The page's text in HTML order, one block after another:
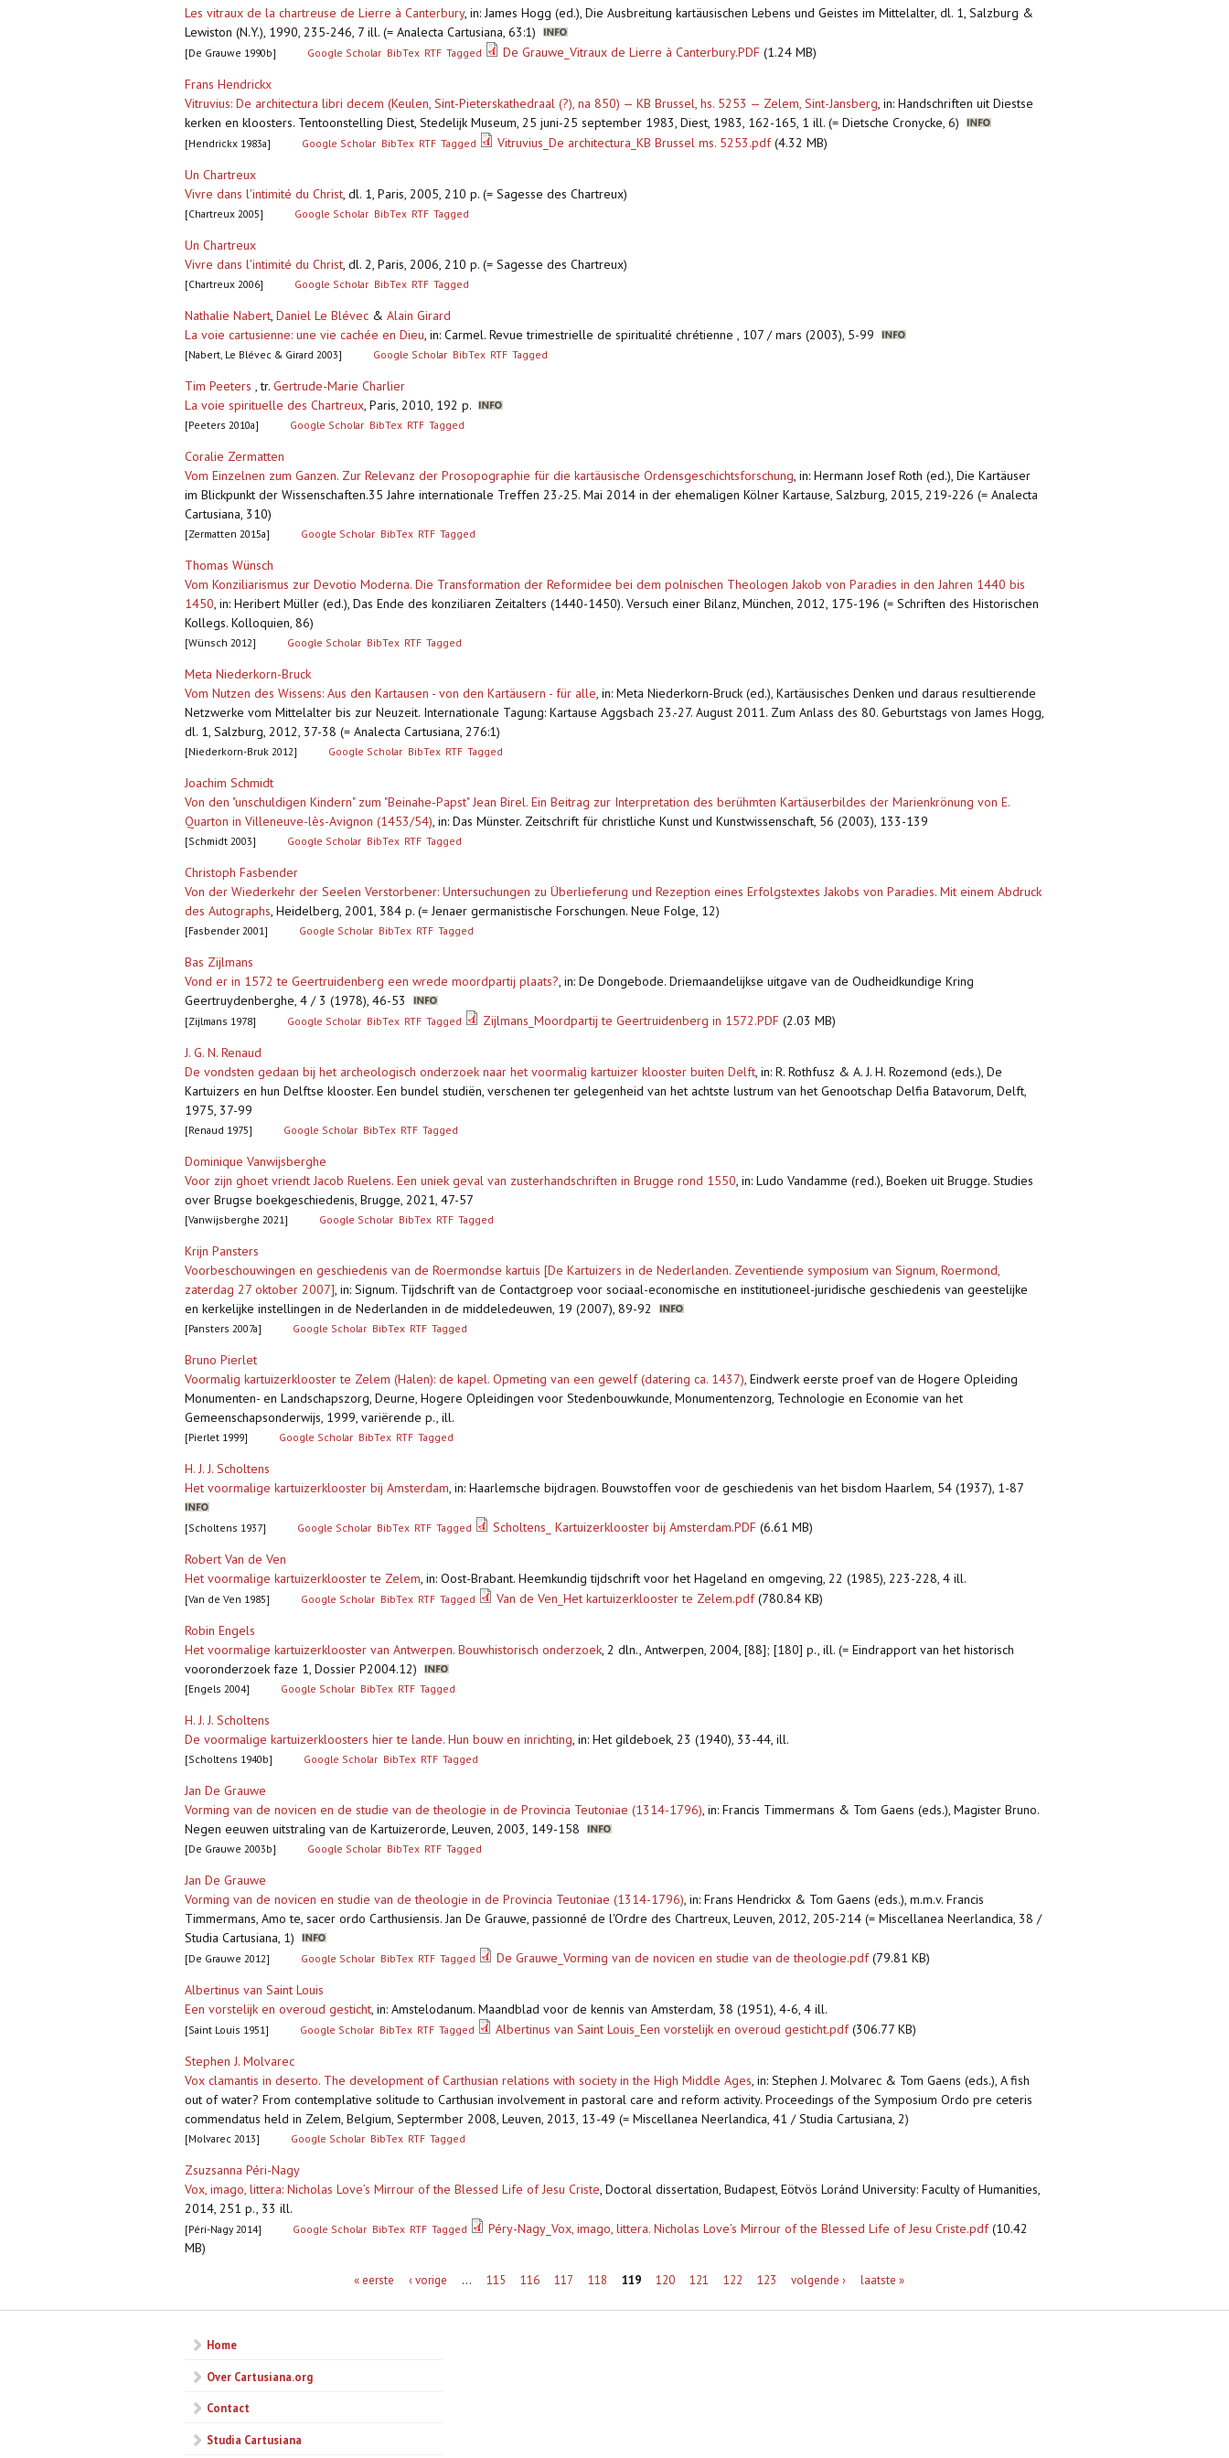
Les vitraux de la chartreuse de Lierre à Canterbury, in: James Hogg (ed.), Die Ausbreitung kartäusischen Lebens und Geistes im Mittelalter, dl. 1, Salzburg &
Lewiston (N.Y.), 1990, 235-246, 7 ill. (= Analecta Cartusiana, 63:1)
[De Grauwe 1990b] Google Scholar BibTex RTF Tagged De Grauwe_Vitraux de Lierre à Canterbury.PDF (1.24 MB)
Frans Hendrickx
Vitruvius: De architectura libri decem (Keulen, Sint-Pieterskathedraal (?), na 850) — KB Brussel, hs. 5253 — Zelem, Sint-Jansberg, in: Handschriften uit Diestse
kerken en kloosters. Tentoonstelling Diest, Stedelijk Museum, 25 juni-25 september 1983, Diest, 1983, 162-165, 1 ill. (= Dietsche Cronycke, 6)
[Hendrickx 1983a] Google Scholar BibTex RTF Tagged Vitruvius_De architectura_KB Brussel ms. 5253.pdf(4.32 MB)
Un Chartreux
Vivre dans l'intimité du Christ, dl. 1, Paris, 2005, 210 p. (= Sagesse des Chartreux)
[Chartreux 2005] Google Scholar BibTex RTF Tagged
Un Chartreux
Vivre dans l'intimité du Christ, dl. 2, Paris, 2006, 210 p. (= Sagesse des Chartreux)
[Chartreux 2006] Google Scholar BibTex RTF Tagged
Nathalie Nabert, Daniel Le Blévec & Alain Girard
La voie cartusienne: une vie cachée en Dieu, in: Carmel. Revue trimestrielle de spiritualité chrétienne , 107 / mars (2003), 5-99
[Nabert, Le Blévec & Girard 2003] Google Scholar BibTex RTF Tagged
Tim Peeters , tr. Gertrude-Marie Charlier
La voie spirituelle des Chartreux, Paris, 2010, 192 p.
[Peeters 2010a] Google Scholar BibTex RTF Tagged
Coralie Zermatten
Vom Einzelnen zum Ganzen. Zur Relevanz der Prosopographie für die kartäusische Ordensgeschichtsforschung, in: Hermann Josef Roth (ed.), Die Kartäuser
im Blickpunkt der Wissenschaften.35 Jahre internationale Treffen 23.-25. Mai 2014 in der ehemaligen Kölner Kartause, Salzburg, 2015, 219-226 (= Analecta
Cartusiana, 310)
[Zermatten 2015a] Google Scholar BibTex RTF Tagged
Thomas Wünsch
Vom Konziliarismus zur Devotio Moderna. Die Transformation der Reformidee bei dem polnischen Theologen Jakob von Paradies in den Jahren 1440 bis
1450, in: Heribert Müller (ed.), Das Ende des konziliaren Zeitalters (1440-1450). Versuch einer Bilanz, München, 2012, 175-196 (= Schriften des Historischen
Kollegs. Kolloquien, 86)
[Wünsch 2012] Google Scholar BibTex RTF Tagged
Meta Niederkorn-Bruck
Vom Nutzen des Wissens: Aus den Kartausen - von den Kartäusern - für alle, in: Meta Niederkorn-Bruck (ed.), Kartäusisches Denken und daraus resultierende
Netzwerke vom Mittelalter bis zur Neuzeit. Internationale Tagung: Kartause Aggsbach 23.-27. August 2011. Zum Anlass des 80. Geburtstags von James Hogg,
dl. 1, Salzburg, 2012, 37-38 (= Analecta Cartusiana, 276:1)
[Niederkorn-Bruk 2012] Google Scholar BibTex RTF Tagged
Joachim Schmidt
Von den "unschuldigen Kindern" zum "Beinahe-Papst" Jean Birel. Ein Beitrag zur Interpretation des berühmten Kartäuserbildes der Marienkrönung von E.
Quarton in Villeneuve-lès-Avignon (1453/54), in: Das Münster. Zeitschrift für christliche Kunst und Kunstwissenschaft, 56 (2003), 133-139
[Schmidt 2003] Google Scholar BibTex RTF Tagged
Christoph Fasbender
Von der Wiederkehr der Seelen Verstorbener: Untersuchungen zu Überlieferung und Rezeption eines Erfolgstextes Jakobs von Paradies. Mit einem Abdruck
des Autographs, Heidelberg, 2001, 384 p. (= Jenaer germanistische Forschungen. Neue Folge, 12)
[Fasbender 2001] Google Scholar BibTex RTF Tagged
Bas Zijlmans
Vond er in 1572 te Geertruidenberg een wrede moordpartij plaats?, in: De Dongebode. Driemaandelijkse uitgave van de Oudheidkundige Kring
Geertruydenberghe, 4 / 3 (1978), 46-53
[Zijlmans 1978] Google Scholar BibTex RTF Tagged Zijlmans_Moordpartij te Geertruidenberg in 1572.PDF (2.03 MB)
J. G. N. Renaud
De vondsten gedaan bij het archeologisch onderzoek naar het voormalig kartuizer klooster buiten Delft, in: R. Rothfusz & A. J. H. Rozemond (eds.), De
Kartuizers en hun Delftse klooster. Een bundel studiën, verschenen ter gelegenheid van het achtste lustrum van het Genootschap Delfia Batavorum, Delft,
1975, 37-99
[Renaud 1975] Google Scholar BibTex RTF Tagged
Dominique Vanwijsberghe
Voor zijn ghoet vriendt Jacob Ruelens. Een uniek geval van zusterhandschriften in Brugge rond 1550, in: Ludo Vandamme (red.), Boeken uit Brugge. Studies
over Brugse boekgeschiedenis, Brugge, 2021, 47-57
[Vanwijsberghe 2021] Google Scholar BibTex RTF Tagged
Krijn Pansters
Voorbeschouwingen en geschiedenis van de Roermondse kartuis [De Kartuizers in de Nederlanden. Zeventiende symposium van Signum, Roermond,
zaterdag 27 oktober 2007], in: Signum. Tijdschrift van de Contactgroep voor sociaal-economische en institutioneel-juridische geschiedenis van geestelijke
en kerkelijke instellingen in de Nederlanden in de middeledeuwen, 19 (2007), 89-92
[Pansters 2007a] Google Scholar BibTex RTF Tagged
Bruno Pierlet
Voormalig kartuizerklooster te Zelem (Halen): de kapel. Opmeting van een gewelf (datering ca. 1437), Eindwerk eerste proef van de Hogere Opleiding
Monumenten- en Landschapszorg, Deurne, Hogere Opleidingen voor Stedenbouwkunde, Monumentenzorg, Technologie en Economie van het
Gemeenschapsonderwijs, 1999, variërende p., ill.
[Pierlet 1999] Google Scholar BibTex RTF Tagged
H. J. J. Scholtens
Het voormalige kartuizerklooster bij Amsterdam, in: Haarlemsche bijdragen. Bouwstoffen voor de geschiedenis van het bisdom Haarlem, 54 (1937), 1-87
[Scholtens 1937] Google Scholar BibTex RTF Tagged Scholtens_ Kartuizerklooster bij Amsterdam.PDF (6.61 MB)
Robert Van de Ven
Het voormalige kartuizerklooster te Zelem, in: Oost-Brabant. Heemkundig tijdschrift voor het Hageland en omgeving, 22 (1985), 223-228, 4 ill.
[Van de Ven 1985] Google Scholar BibTex RTF Tagged Van de Ven_Het kartuizerklooster te Zelem.pdf(780.84 KB)
Robin Engels
Het voormalige kartuizerklooster van Antwerpen. Bouwhistorisch onderzoek, 2 dln., Antwerpen, 2004, [88]; [180] p., ill. (= Eindrapport van het historisch
vooronderzoek faze 1, Dossier P2004.12)
[Engels 2004] Google Scholar BibTex RTF Tagged
H. J. J. Scholtens
De voormalige kartuizerkloosters hier te lande. Hun bouw en inrichting, in: Het gildeboek, 23 (1940), 33-44, ill.
[Scholtens 1940b] Google Scholar BibTex RTF Tagged
Jan De Grauwe
Vorming van de novicen en de studie van de theologie in de Provincia Teutoniae (1314-1796), in: Francis Timmermans & Tom Gaens (eds.), Magister Bruno.
Negen eeuwen uitstraling van de Kartuizerorde, Leuven, 2003, 149-158
[De Grauwe 2003b] Google Scholar BibTex RTF Tagged
Jan De Grauwe
Vorming van de novicen en studie van de theologie in de Provincia Teutoniae (1314-1796), in: Frans Hendrickx & Tom Gaens (eds.), m.m.v. Francis
Timmermans, Amo te, sacer ordo Carthusiensis. Jan De Grauwe, passionné de l'Ordre des Chartreux, Leuven, 2012, 205-214 (= Miscellanea Neerlandica, 38 /
Studia Cartusiana, 1)
[De Grauwe 2012] Google Scholar BibTex RTF Tagged De Grauwe_Vorming van de novicen en studie van de theologie.pdf(79.81 KB)
Albertinus van Saint Louis
Een vorstelijk en overoud gesticht, in: Amstelodanum. Maandblad voor de kennis van Amsterdam, 38 (1951), 4-6, 4 ill.
[Saint Louis 1951] Google Scholar BibTex RTF Tagged Albertinus van Saint Louis_Een vorstelijk en overoud gesticht.pdf(306.77 KB)
Stephen J. Molvarec
Vox clamantis in deserto. The development of Carthusian relations with society in the High Middle Ages, in: Stephen J. Molvarec & Tom Gaens (eds.), A fish
out of water? From contemplative solitude to Carthusian involvement in pastoral care and reform activity. Proceedings of the Symposium Ordo pre ceteris
commendatus held in Zelem, Belgium, Septermber 2008, Leuven, 2013, 13-49 (= Miscellanea Neerlandica, 41 / Studia Cartusiana, 2)
[Molvarec 2013] Google Scholar BibTex RTF Tagged
Zsuzsanna Péri-Nagy
Vox, imago, littera: Nicholas Love’s Mirrour of the Blessed Life of Jesu Criste, Doctoral dissertation, Budapest, Eötvös Loránd University: Faculty of Humanities,
2014, 251 p., 33 ill.
[Péri-Nagy 2014] Google Scholar BibTex RTF Tagged Péry-Nagy_Vox, imago, littera. Nicholas Love’s Mirrour of the Blessed Life of Jesu Criste.pdf(10.42
MB)
« eerste ‹ vorige … 115 116 117 118 119 120 121 122 123 volgende › laatste »
Home
Over Cartusiana.org
Contact
Studia Cartusiana